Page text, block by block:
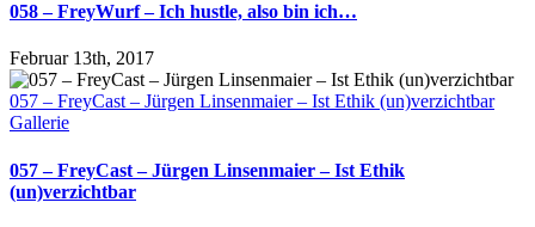
058 – FreyWurf – Ich hustle, also bin ich…
Februar 13th, 2017
057 – FreyCast – Jürgen Linsenmaier – Ist Ethik (un)verzichtbar
Gallerie
057 – FreyCast – Jürgen Linsenmaier – Ist Ethik
(un)verzichtbar